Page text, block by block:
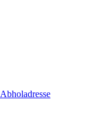
Abholadresse